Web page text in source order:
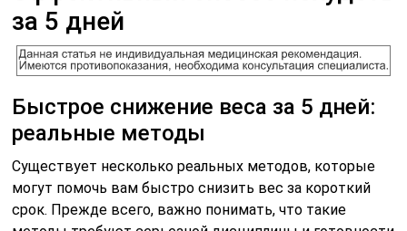
за 5 дней
Быстрое снижение веса за 5 дней:
реальные методы
Существует несколько реальных методов, которые
могут помочь вам быстро снизить вес за короткий
срок. Прежде всего, важно понимать, что такие